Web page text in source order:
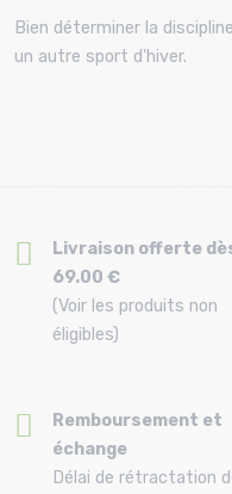
Bien déterminer la
un autre sport d'hiver.
Livraison offerte
69.00 €
(Voir les produits non
éligibles)
Remboursement et
échange
Délai de rétractation